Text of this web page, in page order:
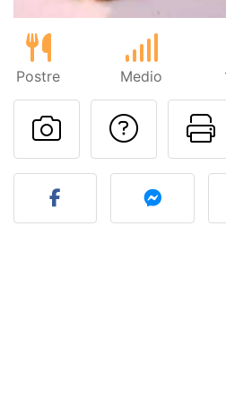
Postre Medio
Publicar la